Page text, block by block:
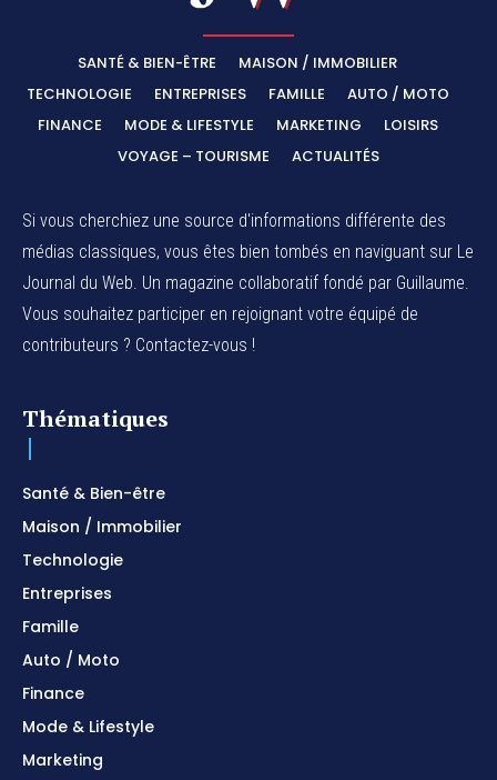
SANTÉ & BIEN-ÊTRE
MAISON / IMMOBILIER
TECHNOLOGIE
ENTREPRISES FAMILLE
AUTO / MOTO
FINANCE
MODE & LIFESTYLE MARKETING
LOISIRS
VOYAGE – TOURISME
ACTUALITÉS
Si vous cherchiez une source d'informations différente des
médias classiques, vous êtes bien tombés en naviguant sur Le
Journal du Web. Un magazine collaboratif fondé par Guillaume.
Vous souhaitez participer en rejoignant votre équipé de
contributeurs ? Contactez-vous !
Thématiques
Santé & Bien-être
Maison / Immobilier
Technologie
Entreprises
Famille
Auto / Moto
Finance
Mode & Lifestyle
Marketing